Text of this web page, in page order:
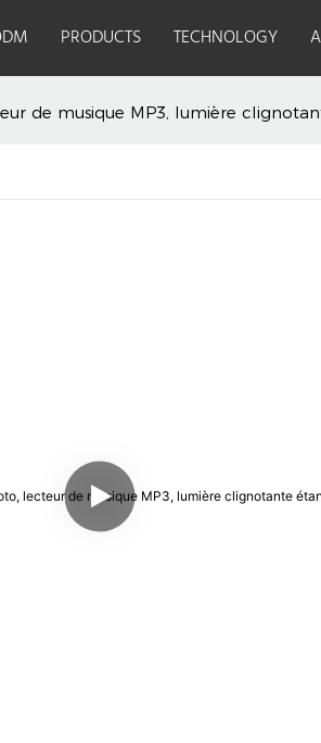
PRODUCTS TECHNOLOGY
de musique MP3, lumière